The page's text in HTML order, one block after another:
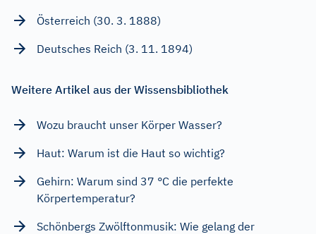
Österreich (30. 3. 1888)
Deutsches Reich (3. 11. 1894)
Weitere Artikel aus der Wissensbibliothek
Wozu braucht unser Körper Wasser?
Haut: Warum ist die Haut so wichtig?
Gehirn: Warum sind 37 °C die perfekte
Körpertemperatur?
Schönbergs Zwölftonmusik: Wie gelang der